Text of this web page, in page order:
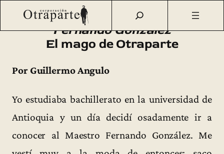
Saltar
Otraparte.org /Fernando González/Vida Otraparte
Fernando González
El mago de Otraparte
Por Guillermo Angulo
Yo estudiaba bachillerato en la universidad de
Antioquia y un día decidí osadamente ir a
conocer al Maestro Fernando González. Me